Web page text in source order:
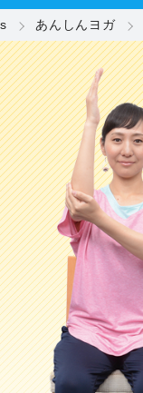
あんしんヨガ